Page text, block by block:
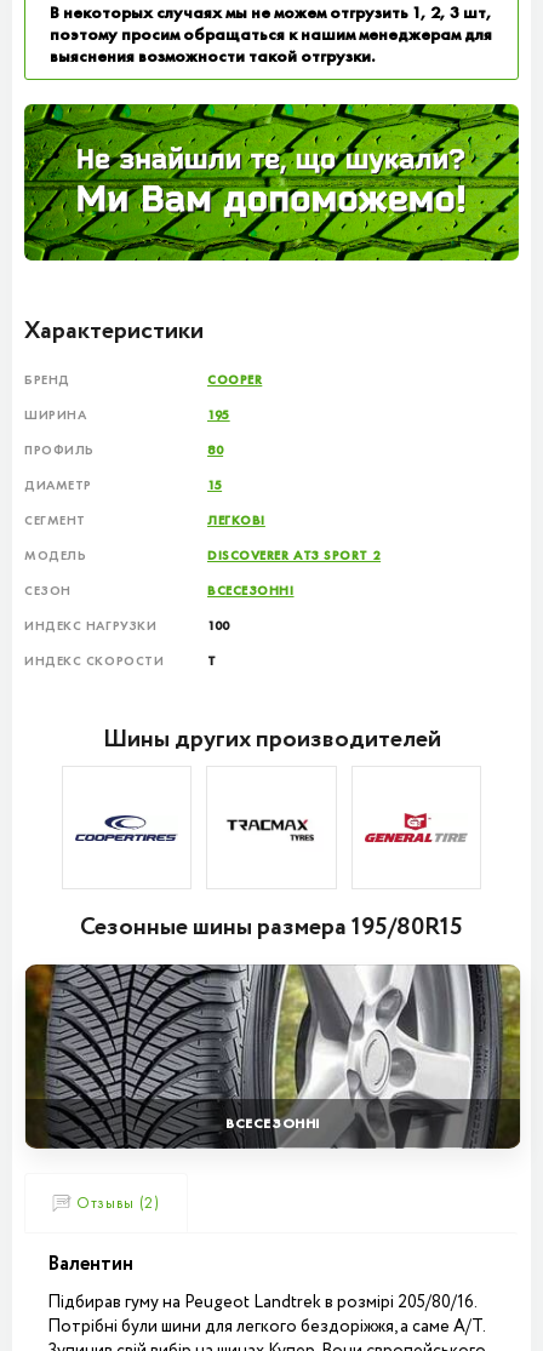
В некоторых случаях мы не можем отгрузить 1, 2, 3 шт,
поэтому просим обращаться к нашим менеджерам для
выяснения возможности такой отгрузки.
Характеристики
БРЕНД COOPER
ШИРИНА 195
ПРОФИЛЬ 80
ДИАМЕТР 15
СЕГМЕНТ ЛЕГКОВІ
МОДЕЛЬ DISCOVERER AT3 SPORT 2
СЕЗОН ВСЕСЕЗОННІ
ИНДЕКС НАГРУЗКИ 100
ИНДЕКС СКОРОСТИ T
Шины других производителей
Сезонные шины размера 195/80R15
ВСЕСЕЗОННІ
Отзывы (2)
Валентин
Підбирав гуму на Peugeot Landtrek в розмірі 205/80/16.
Потрібні були шини для легкого бездоріжжя, а саме А/Т.